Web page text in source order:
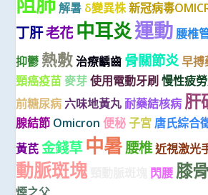
解暑 δ變異株新冠病毒
丁肝老花 中耳炎運動 腰椎
抑鬱 熱敷 治療齲齒 骨關節炎早搏
頸癌疫苗 麥芽 使用電動牙刷 慢性疲
前糖尿病 六味地黃丸 耐藥結核病 肝
腺結節 Omicron 便秘 子宮 唐氏綜合
黃芪 金錢草 中暑腰椎近視激光
動脈斑塊 閃腰 膝